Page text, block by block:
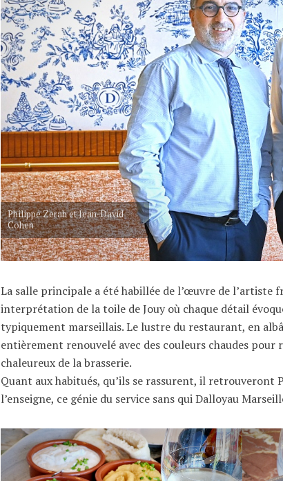
Philippe Zerah et Jean-David
Cohen
La salle principale a été habillée de l’œuvre de l’artiste
interprétation de la toile de Jouy où chaque détail
typiquement marseillais. Le lustre du restaurant, en
entièrement renouvelé avec des couleurs chaudes
chaleureux de la brasserie.
Quant aux habitués, qu’ils se rassurent, il retrouveront
l’enseigne, ce génie du service sans qui Dalloyau